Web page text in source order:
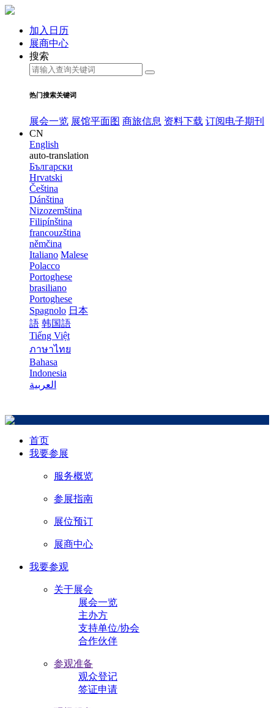
加入日历
展商中心
搜索
热门搜索关键词
展会一览 展馆平面图 商旅信息 资料下载 订阅电子期刊
CN
English
auto-translation
Български
Hrvatski
Čeština
Dánština
Nizozemština
Filipínština
francouzština
němčina
Italiano Malese
Polacco
Portoghese
brasiliano
Portoghese
Spagnolo 日本
語 韩国語
Tiếng Việt
ภาษาไทย
Bahasa
Indonesia
العربية
首页
我要参展
服务概览
参展指南
展位预订
展商中心
我要参观
关于展会
展会一览
主办方
支持单位/协会
合作伙伴
参观准备
观众登记
签证申请